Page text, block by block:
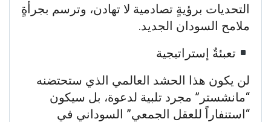
التحديات برؤيةٍ تصادمية لا تهادن، وترسم بجرأةٍ
ملامح السودان الجديد.
​تعبئةٌ إستراتيجية
​لن يكون هذا الحشد العالمي الذي ستحتضنه
“مانشستر” مجرد تلبية لدعوة، بل سيكون
“استنفاراً للعقل الجمعي” السوداني في